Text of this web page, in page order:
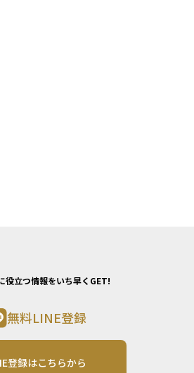
役立つ情報をいち早くGET!
無料LINE登録
登録はこちらから